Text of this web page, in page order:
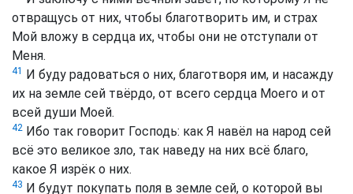
отвращусь от них, чтобы благотворить им, и страх
Мой вложу в сердца их, чтобы они не отступали от
Меня.
41 И буду радоваться о них, благотворя им, и насажду
их на земле сей твёрдо, от всего сердца Моего и от
всей души Моей.
42 Ибо так говорит Господь: как Я навёл на народ сей
всё это великое зло, так наведу на них всё благо,
какое Я изрёк о них.
43 И будут покупать поля в земле сей, о которой вы